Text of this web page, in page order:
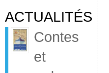
ACTUALITÉS
Contes
et